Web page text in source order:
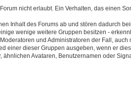
nicht erlaubt. Ein Verhalten, das einen
Inhalt des Forums ab und stören dadurch
wenige weitere Gruppen besitzen -
und Administratoren der Fall,
einer dieser Gruppen ausgeben, wenn er
ähnlichen Avataren, Benutzernamen oder